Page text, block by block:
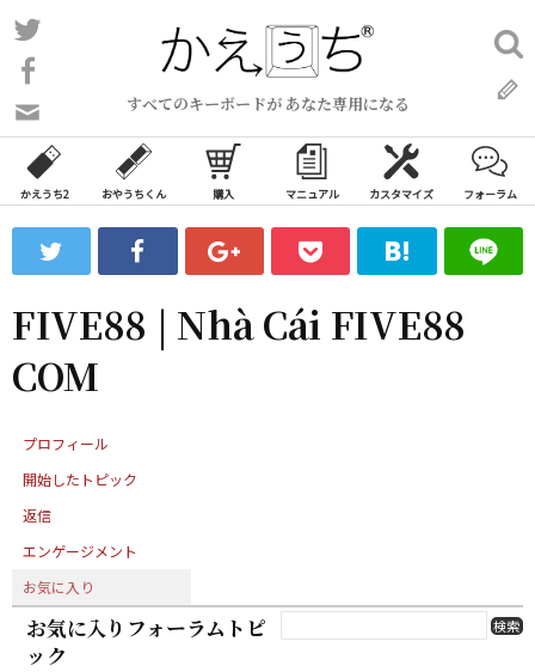
コ
ン
ン
ツ
ス
ッ
プ
すべてのキーボードが あなた専用になる
い
合
わ
フ
ォ
ム
検
索:
かえうち2 おやうちくん 購入 マニュアル カスタマイズ フォーラム
FIVE88 | Nhà Cái FIVE88
COM
プロフィール
開始したトピック
返信
エンゲージメント
お気に入り
お気に入りフォーラムトピ
ック